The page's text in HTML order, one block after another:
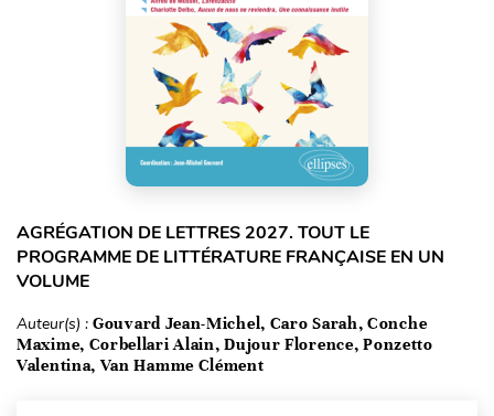
AGRÉGATION DE LETTRES 2027. TOUT LE
PROGRAMME DE LITTÉRATURE FRANÇAISE EN UN
VOLUME
Auteur(s) : Gouvard Jean-Michel, Caro Sarah, Conche
Maxime, Corbellari Alain, Dujour Florence, Ponzetto
Valentina, Van Hamme Clément